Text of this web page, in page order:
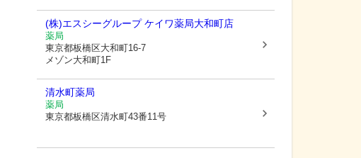
(株)エスシーグループ ケイワ薬局大和町店
薬局
東京都板橋区大和町16-7
メゾン大和町1F
清水町薬局
薬局
東京都板橋区清水町43番11号